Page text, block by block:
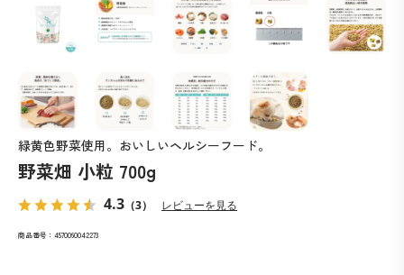
緑黄色野菜使用。おいしいヘルシーフード。
野菜畑 小粒 700g
4.3 （3） レビューを見る
商品番号：4570060042273